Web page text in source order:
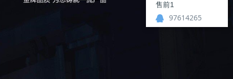
售前1
97614265